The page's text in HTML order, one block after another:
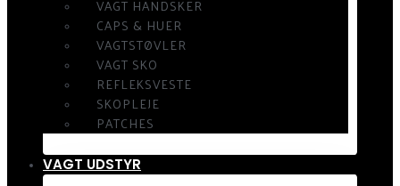
VAGT HANDSKER
CAPS & HUER
VAGTSTØVLER
VAGT SKO
REFLEKSVESTE
SKOPLEJE
PATCHES
VAGT UDSTYR